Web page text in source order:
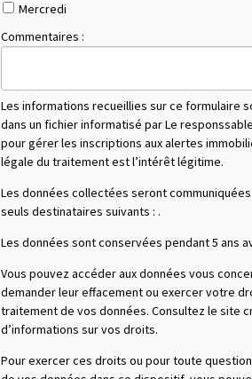
Mercredi
Commentaires :
Les informations recueillies sur ce formulaire
dans un fichier informatisé par Le
pour gérer les inscriptions aux alertes
légale du traitement est l’intérêt légitime.
Les données collectées seront
seuls destinataires suivants : .
Les données sont conservées pendant 5 ans
Vous pouvez accéder aux données vous
demander leur effacement ou exercer votre
traitement de vos données. Consultez le site
d’informations sur vos droits.
Pour exercer ces droits ou pour toute